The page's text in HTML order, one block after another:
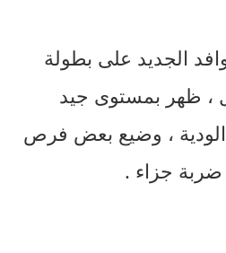
الجديد على بطولة
، ظهر بمستوى جيد
الودية ، وضيع بعض فرص
ضربة جزاء .